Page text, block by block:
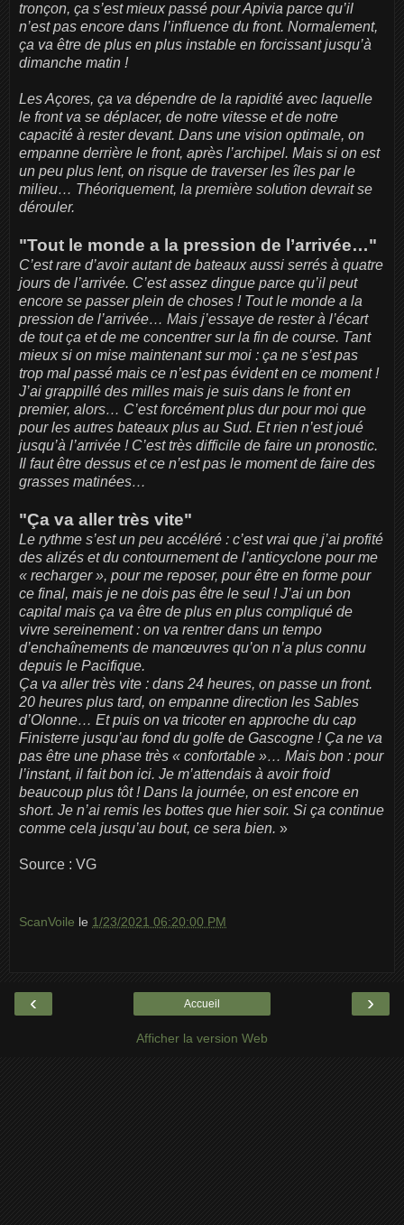
tronçon, ça s’est mieux passé pour Apivia parce qu’il
n’est pas encore dans l’influence du front. Normalement,
ça va être de plus en plus instable en forcissant jusqu’à
dimanche matin !
Les Açores, ça va dépendre de la rapidité avec laquelle
le front va se déplacer, de notre vitesse et de notre
capacité à rester devant. Dans une vision optimale, on
empanne derrière le front, après l’archipel. Mais si on est
un peu plus lent, on risque de traverser les îles par le
milieu… Théoriquement, la première solution devrait se
dérouler.
"Tout le monde a la pression de l’arrivée…"
C’est rare d’avoir autant de bateaux aussi serrés à quatre
jours de l’arrivée. C’est assez dingue parce qu’il peut
encore se passer plein de choses ! Tout le monde a la
pression de l’arrivée… Mais j’essaye de rester à l’écart
de tout ça et de me concentrer sur la fin de course. Tant
mieux si on mise maintenant sur moi : ça ne s’est pas
trop mal passé mais ce n’est pas évident en ce moment !
J’ai grappillé des milles mais je suis dans le front en
premier, alors… C’est forcément plus dur pour moi que
pour les autres bateaux plus au Sud. Et rien n’est joué
jusqu’à l’arrivée ! C’est très difficile de faire un pronostic.
Il faut être dessus et ce n’est pas le moment de faire des
grasses matinées…
"Ça va aller très vite"
Le rythme s’est un peu accéléré : c’est vrai que j’ai profité
des alizés et du contournement de l’anticyclone pour me
« recharger », pour me reposer, pour être en forme pour
ce final, mais je ne dois pas être le seul ! J’ai un bon
capital mais ça va être de plus en plus compliqué de
vivre sereinement : on va rentrer dans un tempo
d’enchaînements de manœuvres qu’on n’a plus connu
depuis le Pacifique.
Ça va aller très vite : dans 24 heures, on passe un front.
20 heures plus tard, on empanne direction les Sables
d’Olonne… Et puis on va tricoter en approche du cap
Finisterre jusqu’au fond du golfe de Gascogne ! Ça ne va
pas être une phase très « confortable »… Mais bon : pour
l’instant, il fait bon ici. Je m’attendais à avoir froid
beaucoup plus tôt ! Dans la journée, on est encore en
short. Je n’ai remis les bottes que hier soir. Si ça continue
comme cela jusqu’au bout, ce sera bien. »
Source : VG
ScanVoile le 1/23/2021 06:20:00 PM
‹ ›
Accueil
Afficher la version Web